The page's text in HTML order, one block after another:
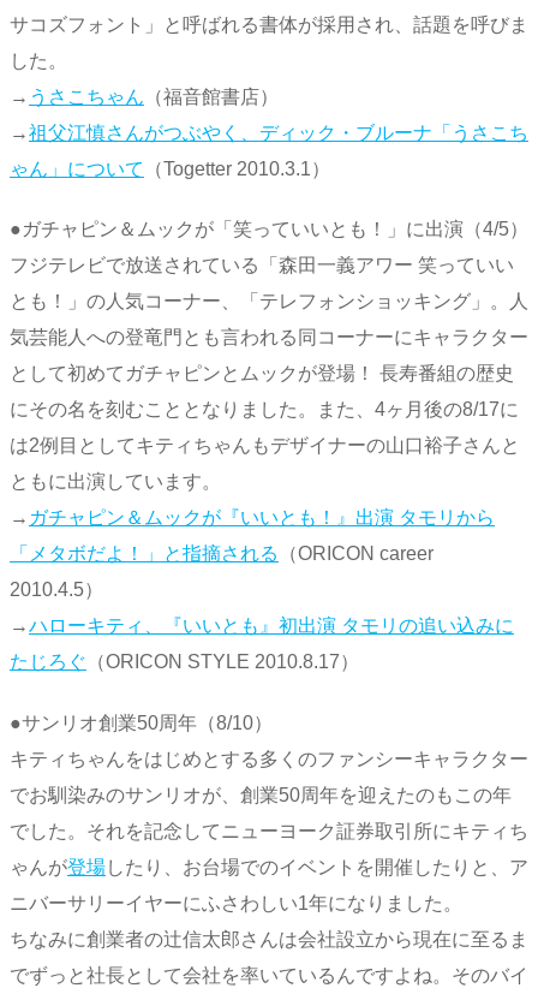
サコズフォント」と呼ばれる書体が採用され、話題を呼びま
した。
→ うさこちゃん （福音館書店）
→祖父江慎さんがつぶやく、ディック・ブルーナ「うさこち
ゃん」について
（Togetter 2010.3.1）
●ガチャピン＆ムックが「笑っていいとも！」に出演（4/5）
フジテレビで放送されている「森田一義アワー 笑っていい
とも！」の人気コーナー、「テレフォンショッキング」。人
気芸能人への登竜門とも言われる同コーナーにキャラクター
として初めてガチャピンとムックが登場！ 長寿番組の歴史
にその名を刻むこととなりました。また、4ヶ月後の8/17に
は2例目としてキティちゃんもデザイナーの山口裕子さんと
ともに出演しています。
→ ガチャピン＆ムックが『いいとも！』出演 タモリから
「メタボだよ！」と指摘される
（ORICON career
2010.4.5）
→ハローキティ、『いいとも』初出演 タモリの追い込みに
たじろぐ （ORICON STYLE 2010.8.17）
●サンリオ創業50周年（8/10）
キティちゃんをはじめとする多くのファンシーキャラクター
でお馴染みのサンリオが、創業50周年を迎えたのもこの年
でした。それを記念してニューヨーク証券取引所にキティち
ゃんが登場したり、お台場でのイベントを開催したりと、ア
ニバーサリーイヤーにふさわしい1年になりました。
ちなみに創業者の辻信太郎さんは会社設立から現在に至るま
でずっと社長として会社を率いているんですよね。そのバイ